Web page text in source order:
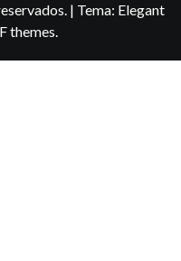
| Tema: Elegant
themes.